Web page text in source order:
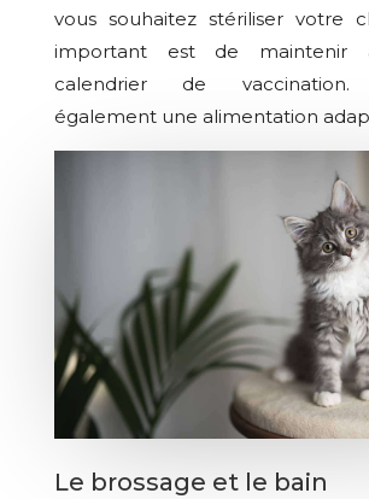
vous souhaitez stériliser votre
important est de maintenir
calendrier de vaccination.
également une alimentation
Le brossage et le bain